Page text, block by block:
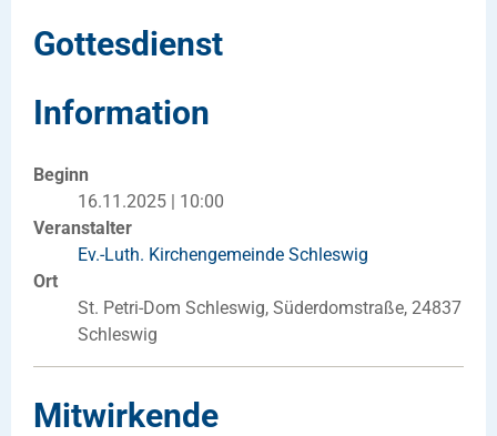
Gottesdienst
Information
Beginn
16.11.2025 | 10:00
Veranstalter
Ev.-Luth. Kirchengemeinde Schleswig
Ort
St. Petri-Dom Schleswig, Süderdomstraße, 24837
Schleswig
Mitwirkende